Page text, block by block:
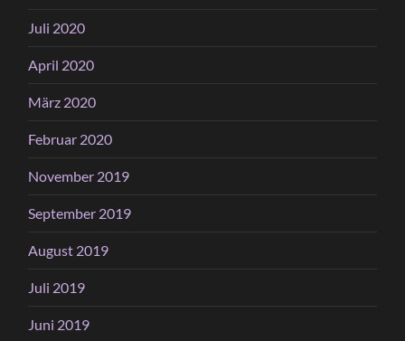
Juli 2020
April 2020
März 2020
Februar 2020
November 2019
September 2019
August 2019
Juli 2019
Juni 2019